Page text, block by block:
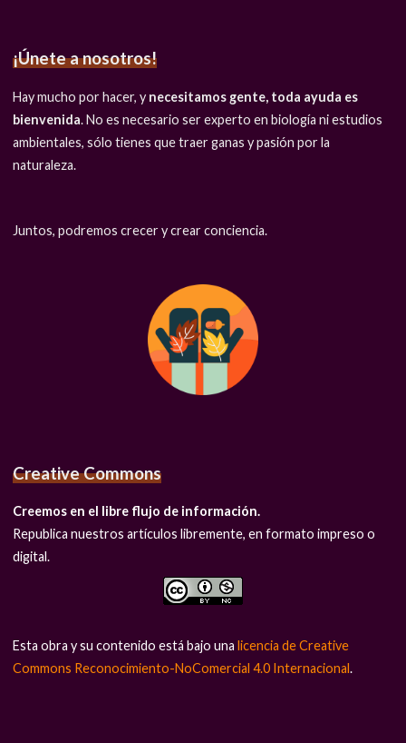
¡Únete a nosotros!
Hay mucho por hacer, y necesitamos gente, toda ayuda es
bienvenida. No es necesario ser experto en biología ni estudios
ambientales, sólo tienes que traer ganas y pasión por la
naturaleza.
Juntos, podremos crecer y crear conciencia.
Creative Commons
Creemos en el libre flujo de información.
Republica nuestros artículos libremente, en formato impreso o
digital.
Esta obra y su contenido está bajo unalicencia de Creative
Commons Reconocimiento-NoComercial 4.0 Internacional.